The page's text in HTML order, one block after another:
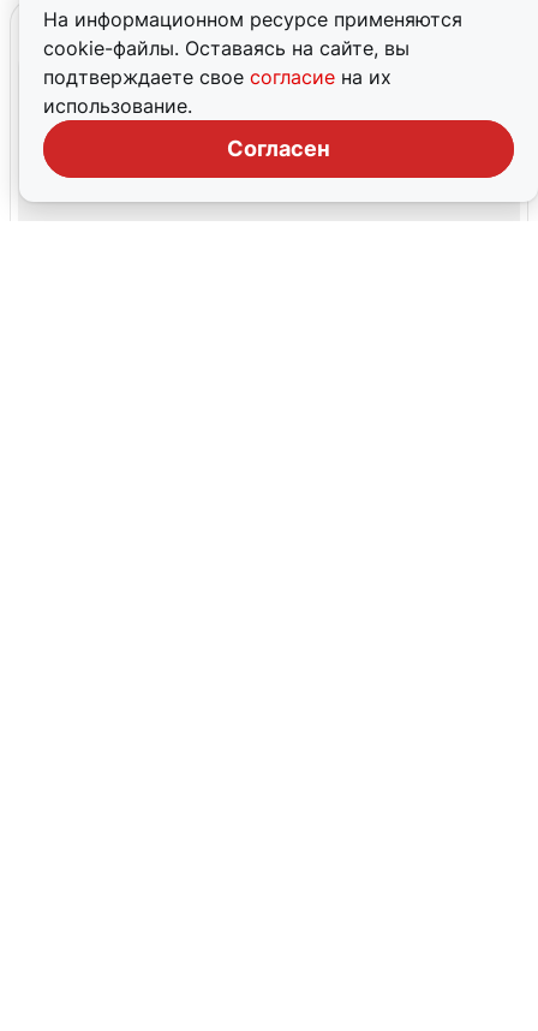
На информационном ресурсе применяются
cookie-файлы. Оставаясь на сайте, вы
подтверждаете свое согласие на их
использование.
Согласен